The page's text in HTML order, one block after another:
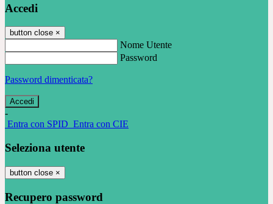
Accedi
button close ×
Nome Utente
Password
Password dimenticata?
-
Entra con SPID Entra con CIE
Seleziona utente
button close ×
Recupero password